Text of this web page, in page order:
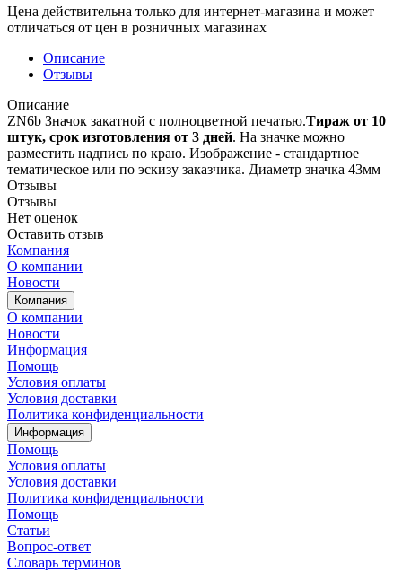
Цена действительна только для интернет-магазина и может
отличаться от цен в розничных магазинах
Описание
Отзывы
Описание
ZN6b Значок закатной с полноцветной печатью.Тираж от 10
штук, срок изготовления от 3 дней. На значке можно
разместить надпись по краю. Изображение - стандартное
тематическое или по эскизу заказчика. Диаметр значка 43мм
Отзывы
Отзывы
Нет оценок
Оставить отзыв
Компания
О компании
Новости
Компания
О компании
Новости
Информация
Помощь
Условия оплаты
Условия доставки
Политика конфиденциальности
Информация
Помощь
Условия оплаты
Условия доставки
Политика конфиденциальности
Помощь
Статьи
Вопрос-ответ
Словарь терминов